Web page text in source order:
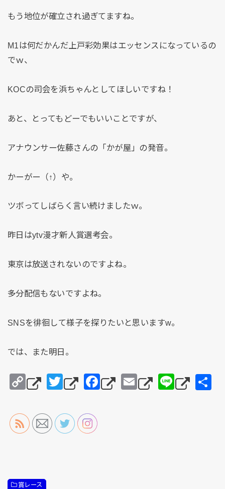
もう地位が確立され過ぎてますね。
M1は何だかんだ上戸彩効果はエッセンスになっているの
でｗ、
KOCの司会を浜ちゃんとしてほしいですね！
あと、とってもどーでもいいことですが、
アナウンサー佐藤さんの「かが屋」の発音。
かーがー（↑）や。
ツボってしばらく言い続けましたｗ。
昨日はytv漫才新人賞選考会。
東京は放送されないのですよね。
多分配信もないですよね。
SNSを徘徊して様子を探りたいと思いますw。
では、また明日。
C
p
y
k
T
tt
er
F
E
Li
賞レース